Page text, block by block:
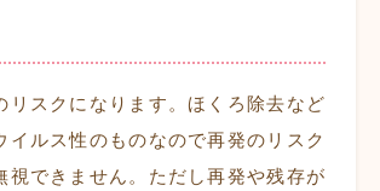
リスクになります。ほくろ除去など
イルス性のものなので再発のリスク
視できません。ただし再発や残存が